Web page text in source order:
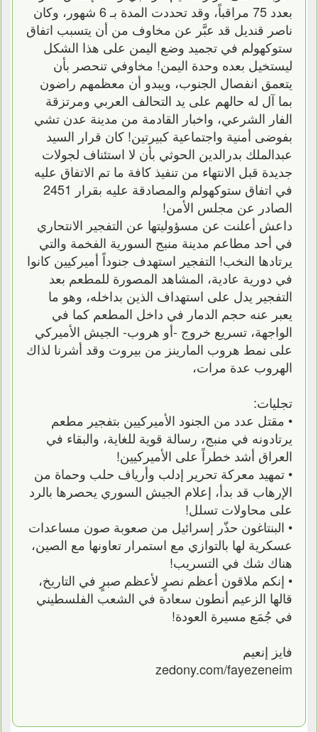
بعدد 75 مراقباً، وقد تحددت المدة بـ 6 شهور، وكان
ناصر قنديل قد عبَّر عن مخاوف من أن يتسبب اتفاق
ستوكهولم في تجميد وضع اليمن على هذا الشكل
ليستخيل بعده وحدة اليمن! مخاوفي تنحصر بأن
يتعمق انفصال الجنوب، ويبدو أن معظمهم راضون
بما آل له حالهم على يد التحالف العربي ومرتزقة
الفار الشرعي، واخبار القادمة من مدينة عدن تشي
بفوضى أمنية واجتماعية كبيرتين! كان قرار السيد
عبدالملك بدرالدين الحوثي بأن لا استئناف لجولات
جديدة قبل الانتهاء من تنفيذ كافة ما تم الاتفاق عليه
في اتفاق ستوكهولم والمصادقة عليه بقرار 2451
الصادر عن مجلس الأمن!
داعش أعلنت عن مسؤوليتها عن التفجير الانتحاري
في أحد مطاعم مدينة منبج السورية الفخمة والتي
يرتادها النخب! التفجير استهدف جنوداً أميركيين كانوا
في دورية عادية، المشاهد المصورة للمطعم بعد
التفجير يدل على استهداف الذين بداخله، وهو ما
يعبر عنه حجم الدمار في داخل المطعم كما في
الواجهة، تسريع خروج -أو هروب- الجيش الأميركي
على نمط هروب المارينز من بيروت وقد أشرنا لذاك
الهروب عدة مرات،
تجليات:
• مقتل عدد من الجنود الأميركيين بتفجير مطعم
يرتادونه في منبج، رسالة قوية للغاية، والبقاء في
العراق أشد خطراً على الأميركيين!
• تمهيد معركة تحرير إدلب وأرياف حلب وحماة من
الإرهاب قد بدأ، إعلام الجيش السوري يحصرها بالرد
على محاولات تسلل!
• البنتاغون حذّر إسرائيل من صعوبة صون مساعدات
عسكرية لها بالتوازي مع استمرار تعاونها مع الصين،
هناك شك في التسريب!
• إنكم ملاقون أعظم نصرٍ لأعظم صبرٍ في التاريخ،
قالها الزعيم أنطون سعادة في الشعب الفلسطيني
في جُمَع مسيرة العودة!
فايز إنعيم
zedony.com/fayezeneim